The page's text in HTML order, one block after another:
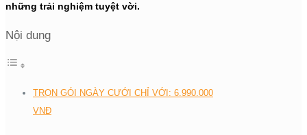
những trải nghiệm tuyệt vời.
Nội dung
TRỌN GÓI NGÀY CƯỚI CHỈ VỚI: 6.990.000
VNĐ